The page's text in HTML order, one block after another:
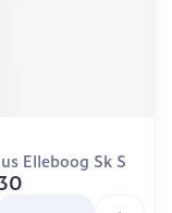
Elleboog Sk S